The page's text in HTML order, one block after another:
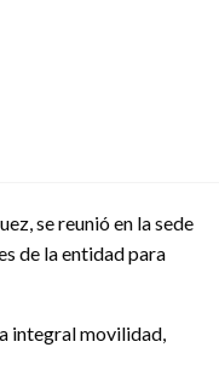
se reunió en la sede
de la entidad para
integral movilidad,